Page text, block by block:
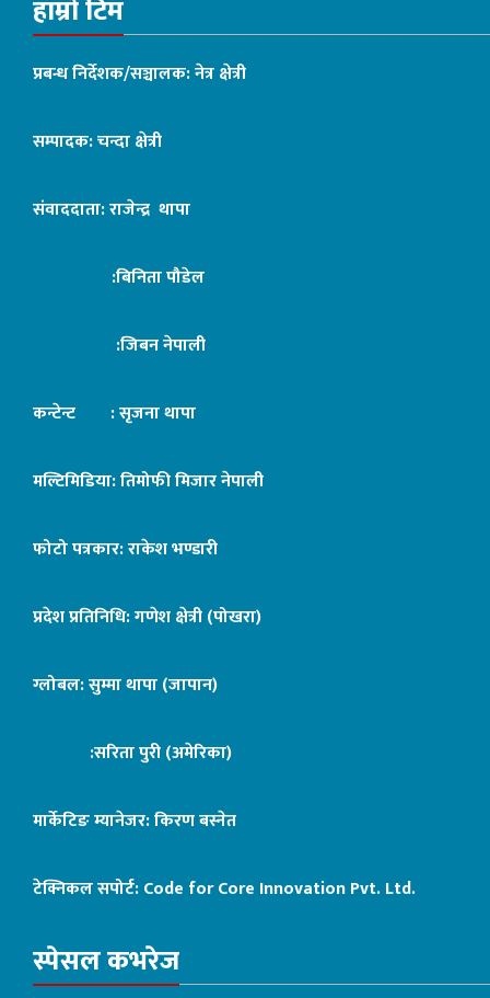
हाम्रो टिम
प्रबन्ध निर्देशक/सञ्चालक: नेत्र क्षेत्री
सम्पादक: चन्दा क्षेत्री
संवाददाता: राजेन्द्र थापा
:बिनिता पौडेल
:जिबन नेपाली
कन्टेन्ट : सृजना थापा
मल्टिमिडिया: तिमोफी मिजार नेपाली
फोटो पत्रकार: राकेश भण्डारी
प्रदेश प्रतिनिधि: गणेश क्षेत्री (पोखरा)
ग्लोबल: सुम्मा थापा (जापान)
:सरिता पुरी (अमेरिका)
मार्केटिङ म्यानेजर: किरण बस्नेत
टेक्निकल सपोर्ट:Code for Core Innovation Pvt. Ltd.
स्पेसल कभरेज